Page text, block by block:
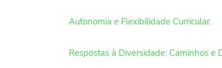
Autonomia e Flexibilidade Curricular.
Respostas à Diversidade: Caminhos e